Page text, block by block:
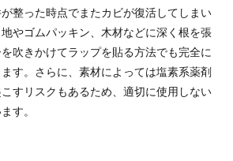
整った時点でまたカビが復活してしまい
やゴムパッキン、木材などに深く根を張
吹きかけてラップを貼る方法でも完全に
す。さらに、素材によっては塩素系薬剤
すリスクもあるため、適切に使用しない
す。